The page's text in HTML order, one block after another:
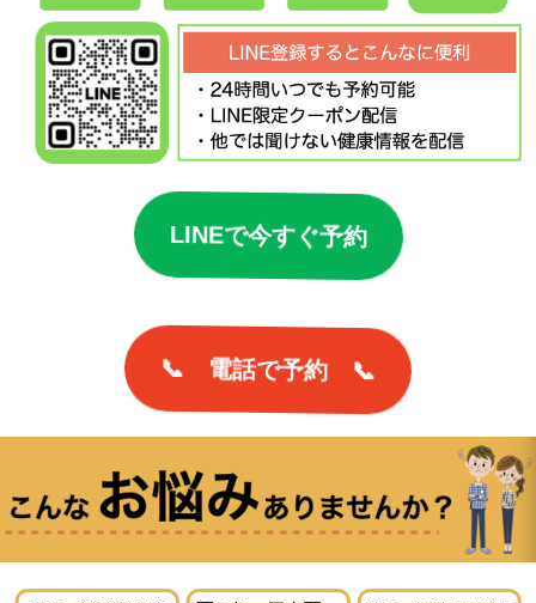
LINEで今すぐ予約
📞 電話で予約 📞